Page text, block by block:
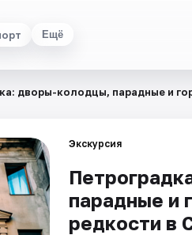
Ещё
дворы-колодцы, парадные и
Экскурсия
парадные и
редкости в